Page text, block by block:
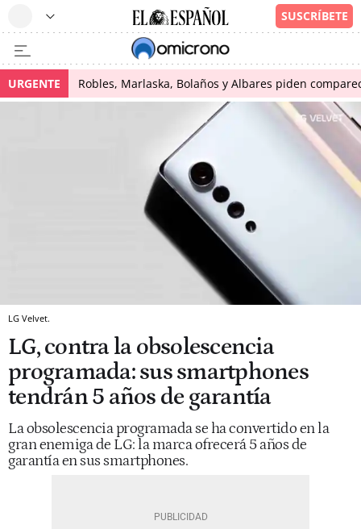
URGENTE Robles, Marlaska, Bolaños y Albares piden
LG Velvet.
LG, contra la obsolescencia
programada: sus smartphones
tendrán 5 años de garantía
La obsolescencia programada se ha convertido en la
gran enemiga de LG: la marca ofrecerá 5 años de
garantía en sus smartphones.